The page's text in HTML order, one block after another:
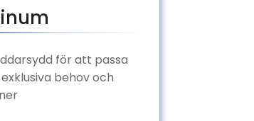
för att passa
behov och